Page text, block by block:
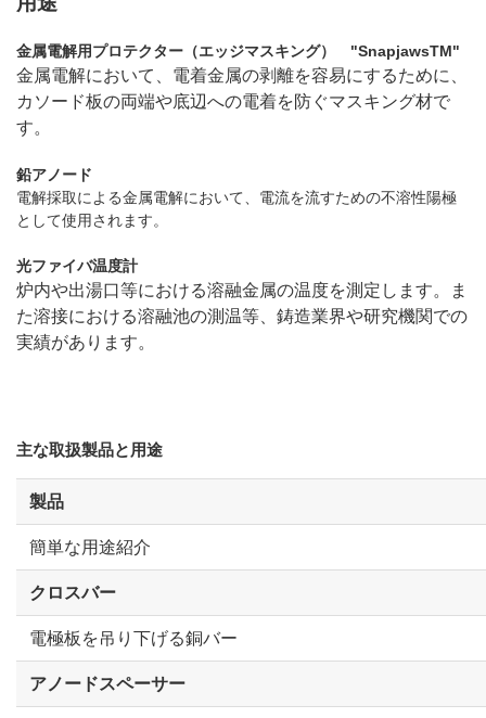
金属電解用プロテクター（エッジマスキング） "SnapjawsTM"
金属電解において、電着金属の剥離を容易にするために、
カソード板の両端や底辺への電着を防ぐマスキング材で
す。
鉛アノード
電解採取による金属電解において、電流を流すための不溶性陽極
として使用されます。
光ファイバ温度計
炉内や出湯口等における溶融金属の温度を測定します。
ま
た溶接における溶融池の測温等、鋳造業界や研究機関での
実績があります。
主な取扱製品と用途
製品
簡単な用途紹介
クロスバー
電極板を吊り下げる銅バー
アノードスペーサー